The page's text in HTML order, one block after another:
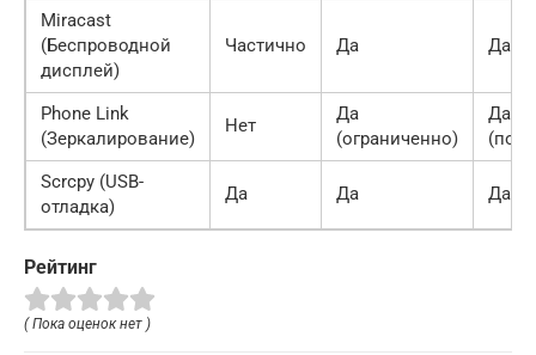
Miracast
(Беспроводной
дисплей)
Частично Да Да
Phone Link
(Зеркалирование)
Нет
Да
(ограниченно)
Да
Scrcpy (USB-
отладка)
Да Да Да
Рейтинг
( Пока оценок нет )